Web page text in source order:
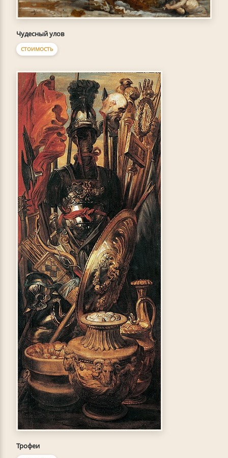
Чудесный улов
СТОИМОСТЬ
Трофеи